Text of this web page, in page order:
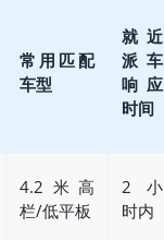
常用匹配
车型
就近
派车
响应
时间
4.2米高
栏/低平板
2小
时内